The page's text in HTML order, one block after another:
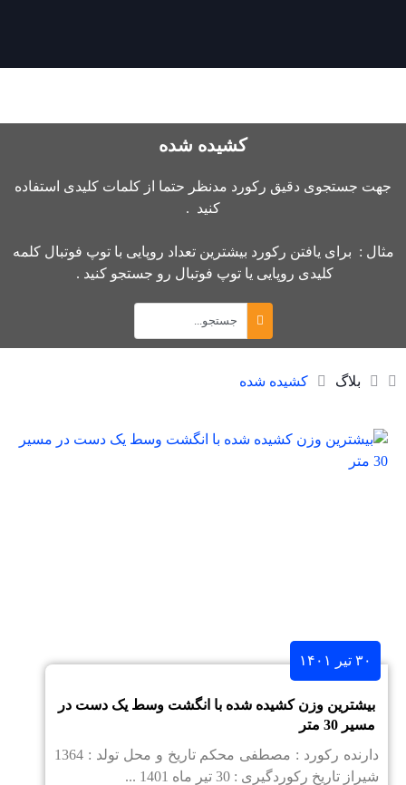
کشیده شده
جهت جستجوی دقیق رکورد مدنظر حتما از کلمات کلیدی استفاده
کنید .
مثال : برای یافتن رکورد بیشترین تعداد روپایی با توپ فوتبال کلمه
کلیدی روپایی یا توپ فوتبال رو جستجو کنید .
بلاگ کشیده شده
۳۰ تیر ۱۴۰۱
بیشترین وزن کشیده شده با انگشت وسط یک دست در
مسیر 30 متر
دارنده رکورد : مصطفی محکم تاریخ و محل تولد : 1364
شیراز تاریخ رکوردگیری : 30 تیر ماه 1401 ...